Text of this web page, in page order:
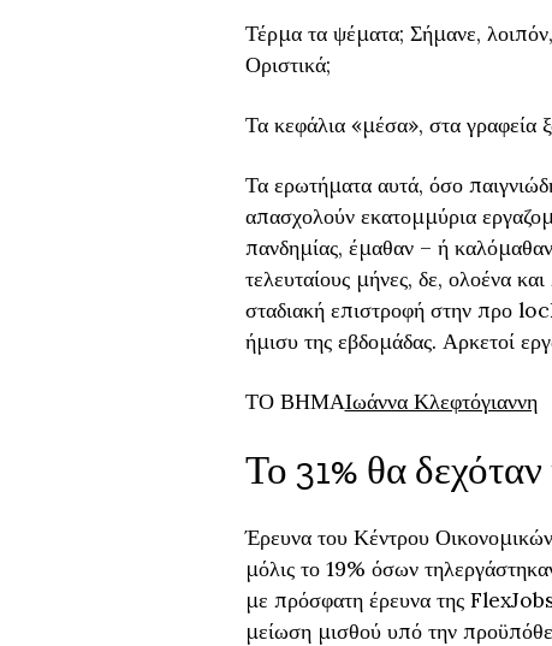
Τέρμα τα ψέματα; Σήμανε,
Οριστικά;
Τα κεφάλια «μέσα», στα γραφεία
Τα ερωτήματα αυτά, όσο
απασχολούν εκατομμύρια
πανδημίας, έμαθαν – ή
τελευταίους μήνες, δε, ολοένα
σταδιακή επιστροφή στην προ
ήμισυ της εβδομάδας. Αρκετοί
ΤΟ ΒΗΜΑΙωάννα Κλεφτόγιαννη
Το 31% θα
Έρευνα του Κέντρου
μόλις το 19% όσων
με πρόσφατη έρευνα της
μείωση μισθού υπό την